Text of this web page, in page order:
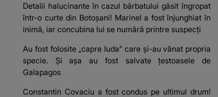
Detalii halucinante în cazul bărbatului găsit îngropat
într-o curte din Botoșani! Marinel a fost înjunghiat în
inimă, iar concubina lui se numără printre suspecți
Au fost folosite „capre Iuda” care și-au vânat propria
specie. Și așa au fost salvate țestoasele de
Galapagos
Constantin Covaciu a fost condus pe ultimul drum!